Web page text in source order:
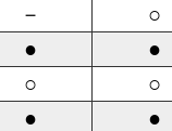
－ ○
● ●
○ ○
● ●